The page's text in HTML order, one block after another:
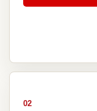
02